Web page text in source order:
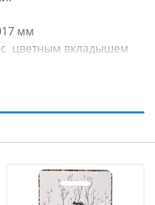
мм
с цветным вкладышем